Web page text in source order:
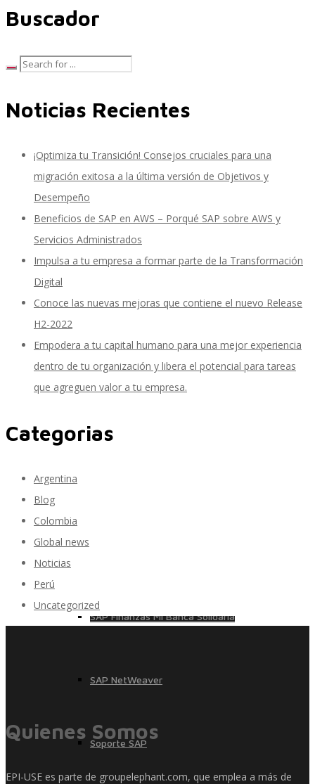
SAP Time & Attendance by Workforce Software
SAP Time and Attendance
SAP Travel OnDemand
Cloud Conveyer
SAP Onpremise Servicios y Productos
Gestión de Capital Humano SAP
SAP Finanzas Mi Banca Solidaria
SAP NetWeaver
Soporte SAP
Buscador
Noticias Recientes
¡Optimiza tu Transición! Consejos cruciales para una
migración exitosa a la última versión de Objetivos y
Desempeño
Beneficios de SAP en AWS – Porqué SAP sobre AWS y
Servicios Administrados
Impulsa a tu empresa a formar parte de la Transformación
Digital
Conoce las nuevas mejoras que contiene el nuevo Release
H2-2022
Empodera a tu capital humano para una mejor experiencia
dentro de tu organización y libera el potencial para tareas
que agreguen valor a tu empresa.
Categorias
Argentina
Blog
Colombia
Global news
Noticias
Perú
Uncategorized
Quienes Somos
EPI-USE es parte de groupelephant.com, que emplea a más de